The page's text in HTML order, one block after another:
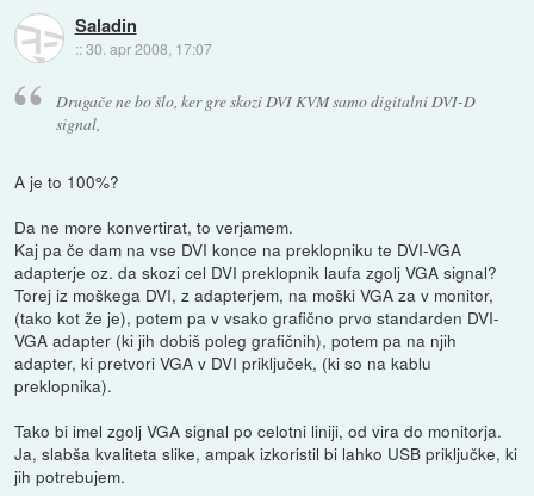
Saladin
::30. apr 2008, 17:07
Drugače ne bo šlo, ker gre skozi DVI KVM samo digitalni DVI-D
signal,
A je to 100%?
Da ne more konvertirat, to verjamem.
Kaj pa če dam na vse DVI konce na preklopniku te DVI-VGA
adapterje oz. da skozi cel DVI preklopnik laufa zgolj VGA signal?
Torej iz moškega DVI, z adapterjem, na moški VGA za v monitor,
(tako kot že je), potem pa v vsako grafično prvo standarden DVI-
VGA adapter (ki jih dobiš poleg grafičnih), potem pa na njih
adapter, ki pretvori VGA v DVI priključek, (ki so na kablu
preklopnika).
Tako bi imel zgolj VGA signal po celotni liniji, od vira do monitorja.
Ja, slabša kvaliteta slike, ampak izkoristil bi lahko USB priključke, ki
jih potrebujem.